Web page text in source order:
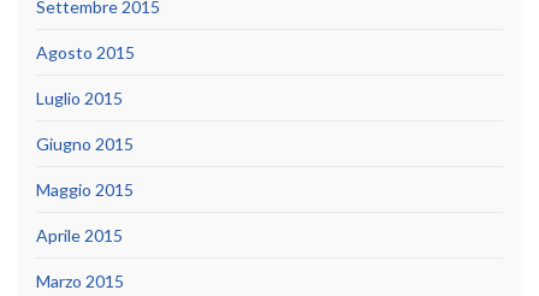
Settembre 2015
Agosto 2015
Luglio 2015
Giugno 2015
Maggio 2015
Aprile 2015
Marzo 2015